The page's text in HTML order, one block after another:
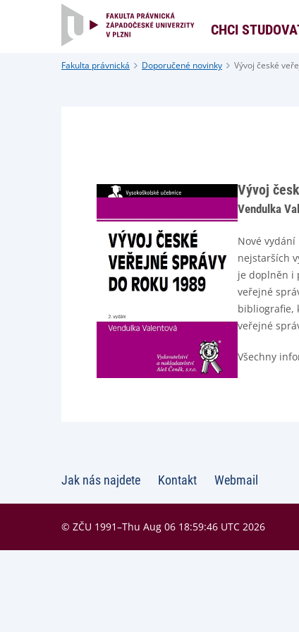
CHCI
Fakulta právnická Doporučené novinky Vývoj české
Vývoj
Vendulka
Nové
nejstarších
je doplněn i
veřejné
bibliografie,
veřejné
Všechny
Jak nás najdete Kontakt Webmail
© ZČU 1991–Thu Aug 06 18:59:46 UTC 2026